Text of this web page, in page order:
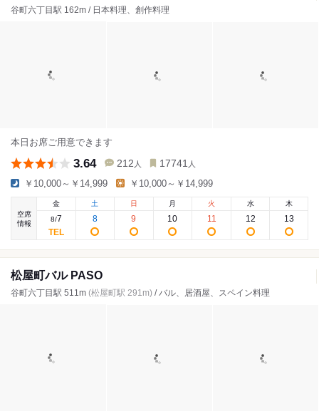
谷町六丁目駅 162m / 日本料理、創作料理
本日お席ご用意できます
3.64 212 人 17741 人
￥10,000～￥14,999 ￥10,000～￥14,999
空席
情報
金
8/7
土
8
日
9
月
10
火
11
水
12
木
13
松屋町バル PASO
谷町六丁目駅 511m (松屋町駅 291m) / バル、居酒屋、スペイン料理